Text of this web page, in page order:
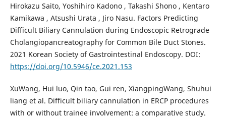
Hirokazu Saito, Yoshihiro Kadono , Takashi Shono , Kentaro
Kamikawa , Atsushi Urata , Jiro Nasu. Factors Predicting
Difficult Biliary Cannulation during Endoscopic Retrograde
Cholangiopancreatography for Common Bile Duct Stones.
2021 Korean Society of Gastrointestinal Endoscopy. DOI:
https://doi.org/10.5946/ce.2021.153
XuWang, Hui luo, Qin tao, Gui ren, XiangpingWang, Shuhui
liang et al. Difficult biliary cannulation in ERCP procedures
with or without trainee involvement: a comparative study.